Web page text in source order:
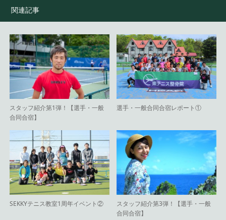
関連記事
スタッフ紹介第1弾！【選手・一般
合同合宿】
選手・一般合同合宿レポート①
SEKKYテニス教室1周年イベント②
スタッフ紹介第3弾！【選手・一般
合同合宿】